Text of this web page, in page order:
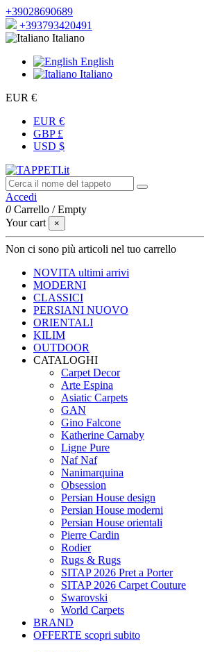
+39028690689
+393793420491
Italiano
English
Italiano
EUR €
EUR €
GBP £
USD $
Accedi
0 Carrello /Empty
Your cart
×
Non ci sono più articoli nel tuo carrello
NOVITA ultimi arrivi
MODERNI
CLASSICI
PERSIANI NUOVO
ORIENTALI
KILIM
OUTDOOR
CATALOGHI
Carpet Decor
Arte Espina
Asiatic Carpets
GAN
Gino Falcone
Katherine Carnaby
Ligne Pure
Naf Naf
Nanimarquina
Obsession
Persian House design
Persian House moderni
Persian House orientali
Pierre Cardin
Rodier
Rugs & Rugs
SITAP 2026 Pret a Porter
SITAP 2026 Carpet Couture
Swarovski
World Carpets
BRAND
OFFERTE scopri subito